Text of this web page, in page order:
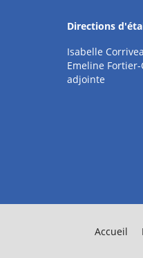
Directions
Isabelle
Emeline
adjointe
Accueil